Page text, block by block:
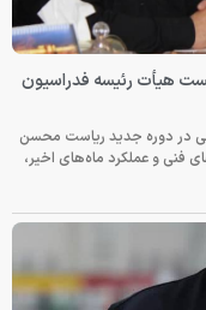
هیأت رئیسه فدراسیون
در دوره جدید ریاست محسن
فنی و عملکرد ماه‌های اخیر،